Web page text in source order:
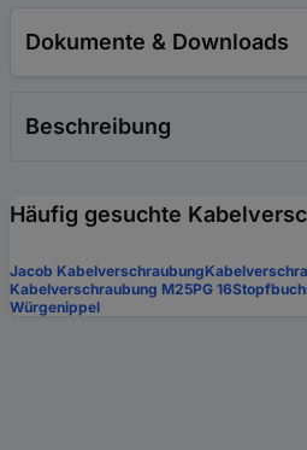
Dokumente & Downloads
Beschreibung
Häufig gesuchte
Jacob Kabelverschraubung
Kabelverschraubung M25PG 16
Würgenippel